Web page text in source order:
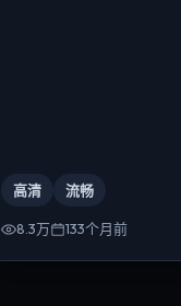
高清 流畅
8.3万 133个月前